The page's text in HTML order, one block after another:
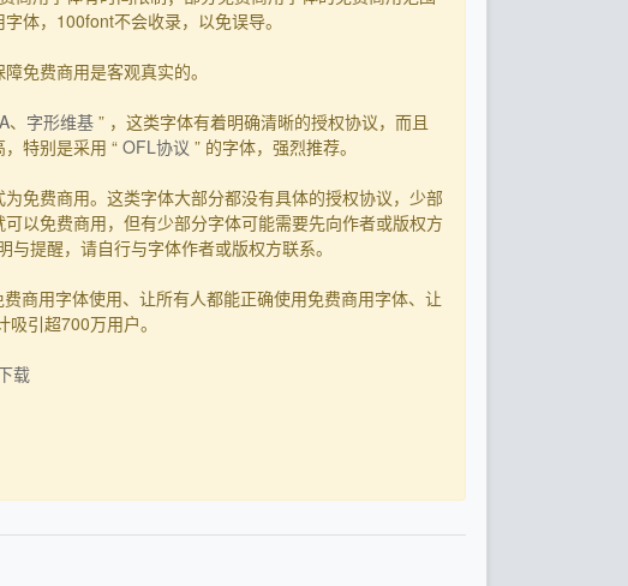
体，100font不会收录，以免误导。
免费商用是客观真实的。
、 字形维基 ” ，这类字体有着明确清晰的授权协议，而且
特别是采用 “ OFL协议 ” 的字体，强烈推荐。
免费商用。这类字体大部分都没有具体的授权协议，少部
以免费商用，但有少部分字体可能需要先向作者或版权方
提醒，请自行与字体作者或版权方联系。
商用字体使用、让所有人都能正确使用免费商用字体、让
引超700万用户。
载